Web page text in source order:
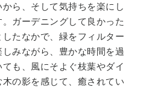
ら、そして気持ちを楽にし
ガーデニングして良かった
たなかで、緑をフィルター
みながら、豊かな時間を過
も、風にそよぐ枝葉やダイ
の影を感じて、癒されてい